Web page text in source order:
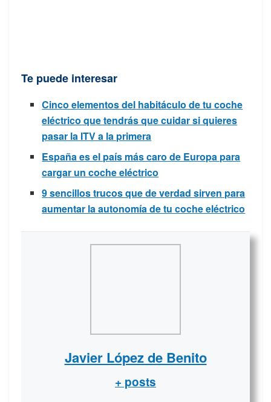
Te puede interesar
Cinco elementos del habitáculo de tu coche
eléctrico que tendrás que cuidar si quieres
pasar la ITV a la primera
España es el país más caro de Europa para
cargar un coche eléctrico
9 sencillos trucos que de verdad sirven para
aumentar la autonomía de tu coche eléctrico
Javier López de Benito
+ posts